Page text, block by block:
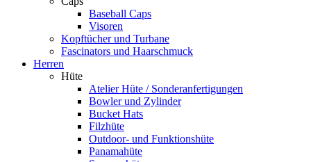
Baseball Caps
Visoren
Kopftücher und Turbane
Fascinators und Haarschmuck
Herren
Hüte
Atelier Hüte / Sonderanfertigungen
Bowler und Zylinder
Bucket Hats
Filzhüte
Outdoor- und Funktionshüte
Panamahüte